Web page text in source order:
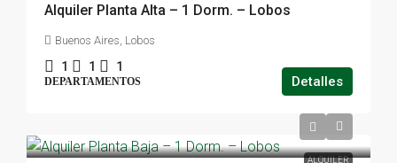
Alquiler Planta Alta – 1 Dorm. – Lobos
Buenos Aires, Lobos
1 1 1
DEPARTAMENTOS Detalles
ALQUILER